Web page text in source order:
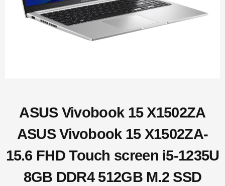
ASUS Vivobook 15 X1502ZA
ASUS Vivobook 15 X1502ZA-
15.6 FHD Touch screen i5-1235U
8GB DDR4 512GB M.2 SSD